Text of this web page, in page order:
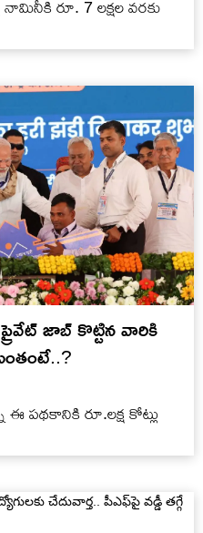
రూ. 7 లక్షల వరకు
జాబ్ కొట్టిన వారికి
ఈ పథకానికి రూ.లక్ష కోట్లు